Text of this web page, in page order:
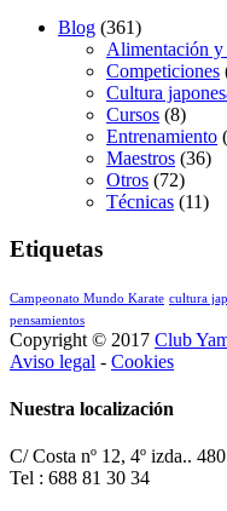
Blog (361)
Alimentación y
Competiciones
Cultura
Cursos (8)
Entrenamiento
Maestros (36)
Otros (72)
Técnicas (11)
Etiquetas
Campeonato Mundo Karate cultura
pensamientos
Copyright © 2017 Club
Aviso legal - Cookies
Nuestra localización
C/ Costa nº 12, 4º izda..
Tel : 688 81 30 34